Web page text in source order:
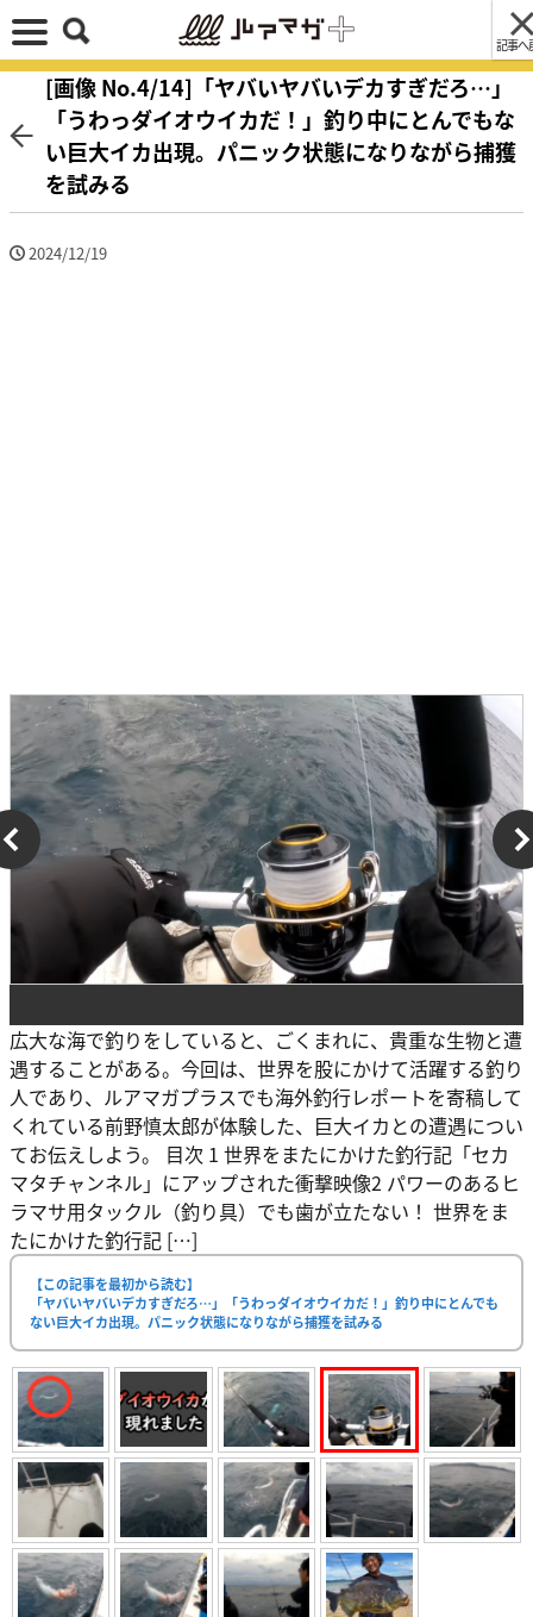
記事へ
[画像 No.4/14]「ヤバいヤバいデカすぎだろ…」
「うわっダイオウイカだ！」釣り中にとんでもな
い巨大イカ出現。パニック状態になりながら捕獲
を試みる
2024/12/19
広大な海で釣りをしていると、ごくまれに、貴重な生物と遭
遇することがある。今回は、世界を股にかけて活躍する釣り
人であり、ルアマガプラスでも海外釣行レポートを寄稿して
くれている前野慎太郎が体験した、巨大イカとの遭遇につい
てお伝えしよう。 目次 1 世界をまたにかけた釣行記「セカ
マタチャンネル」にアップされた衝撃映像2 パワーのあるヒ
ラマサ用タックル（釣り具）でも歯が立たない！ 世界をま
たにかけた釣行記 […]
【この記事を最初から読む】
「ヤバいヤバいデカすぎだろ…」「うわっダイオウイカだ！」釣り中にとんでも
ない巨大イカ出現。パニック状態になりながら捕獲を試みる